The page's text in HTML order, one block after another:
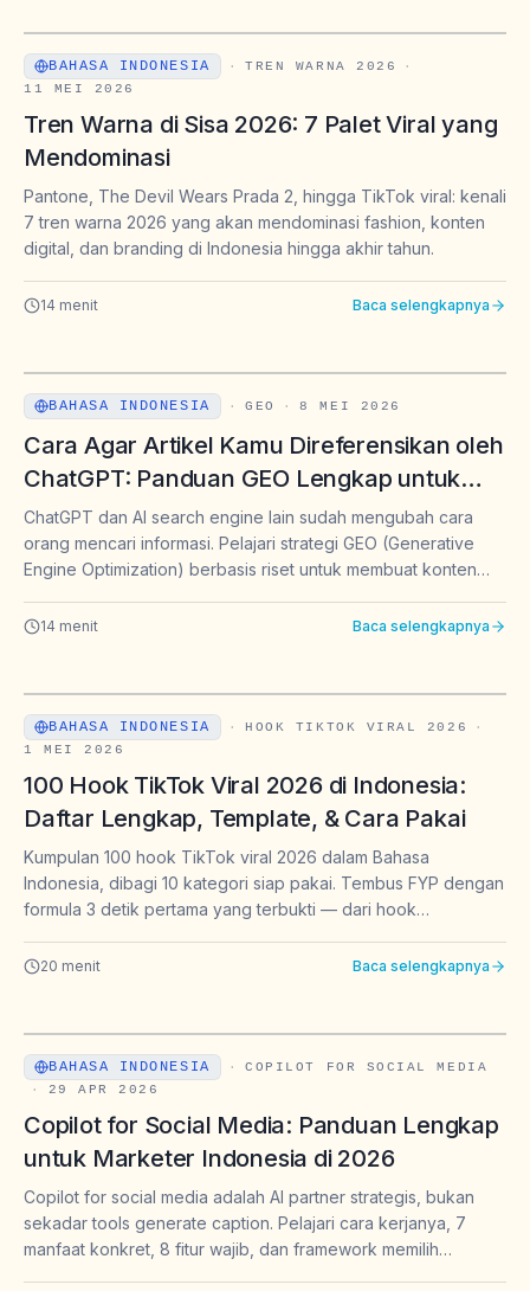
BAHASA INDONESIA · TREN WARNA 2026
·
11 MEI 2026
Tren Warna di Sisa 2026: 7 Palet Viral yang
Mendominasi
Pantone, The Devil Wears Prada 2, hingga TikTok viral: kenali
7 tren warna 2026 yang akan mendominasi fashion, konten
digital, dan branding di Indonesia hingga akhir tahun.
14 menit Baca selengkapnya
BAHASA INDONESIA · GEO · 8 MEI 2026
Cara Agar Artikel Kamu Direferensikan oleh
ChatGPT: Panduan GEO Lengkap untuk
Marketer Indonesia
ChatGPT dan AI search engine lain sudah mengubah cara
orang mencari informasi. Pelajari strategi GEO (Generative
Engine Optimization) berbasis riset untuk membuat konten
jawaban oleh ChatGPT, Perplexity, dan Gemini.
14 menit Baca selengkapnya
BAHASA INDONESIA · HOOK TIKTOK VIRAL 2026
·
1 MEI 2026
100 Hook TikTok Viral 2026 di Indonesia:
Daftar Lengkap, Template, & Cara Pakai
Kumpulan 100 hook TikTok viral 2026 dalam Bahasa
Indonesia, dibagi 10 kategori siap pakai. Tembus FYP dengan
formula 3 detik pertama yang terbukti — dari hook
20 menit Baca selengkapnya
BAHASA INDONESIA ·
COPILOT FOR SOCIAL MEDIA
·
29 APR 2026
Copilot for Social Media: Panduan Lengkap
untuk Marketer Indonesia di 2026
Copilot for social media adalah AI partner strategis, bukan
sekadar tools generate caption. Pelajari cara kerjanya, 7
manfaat konkret, 8 fitur wajib, dan framework memilih